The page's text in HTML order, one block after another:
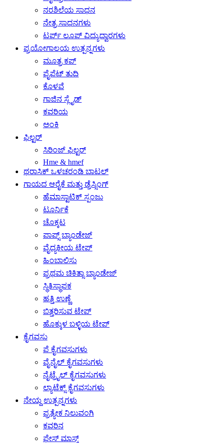
ನರಶಿಲೆಯ ಸಾಧನ
ನೇತ್ರ ಸಾಧನಗಳು
ಟರ್ಪ್ ಲೂಪ್ ವಿದ್ಯುದ್ವಾರಗಳು
ಪ್ರಯೋಗಾಲಯ ಉತ್ಪನ್ನಗಳು
ಮೂತ್ರ ಕಪ್
ಪೈಪೆಟ್ ತುದಿ
ಕೊಳವೆ
ಗಾಜಿನ ಸ್ಲೈಡ್
ಕವರಿಯ
ಅಂಕಿ
ಫಿಲ್ಟರ್
ಸಿರಿಂಜ್ ಫಿಲ್ಟರ್
Hme & hmef
ಥರಾಸಿಕ್ ಒಳಚರಂಡಿ ಬಾಟಲ್
ಗಾಯದ ಆರೈಕೆ ಮತ್ತು ಡ್ರೆಸ್ಸಿಂಗ್
ಹೆಮಾಸ್ಟಾಟಿಕ್ ಸ್ಪಂಜು
ಟೂರ್ನಿಕೆ
ಚೊಕ್ಕಟ
ಪಾಪ್ಸ್ ಬ್ಯಾಂಡೇಜ್
ವೈದ್ಯಕೀಯ ಟೇಪ್
ಹಿಂಬಾಲಿಸು
ಪ್ರಥಮ ಚಿಕಿತ್ಸಾ ಬ್ಯಾಂಡೇಜ್
ಸ್ಥಿತಿಸ್ಥಾಪಕ
ಹತ್ತಿ ಉಣ್ಣೆ
ಬಿತ್ತರಿಸುವ ಟೇಪ್
ಹೊಕ್ಕುಳ ಬಳ್ಳಿಯ ಟೇಪ್
ಕೈಗವಸು
ಪೆ ಕೈಗವಸುಗಳು
ವೈನೈಲ್ ಕೈಗವಸುಗಳು
ನೈಟ್ರೈಲ್ ಕೈಗವಸುಗಳು
ಲ್ಯಾಟೆಕ್ಸ್ ಕೈಗವಸುಗಳು
ನೇಯ್ದ ಉತ್ಪನ್ನಗಳು
ಪ್ರತ್ಯೇಕ ನಿಲುವಂಗಿ
ಕವರಿನ
ಫೇಸ್ ಮಾಸ್ಕ್